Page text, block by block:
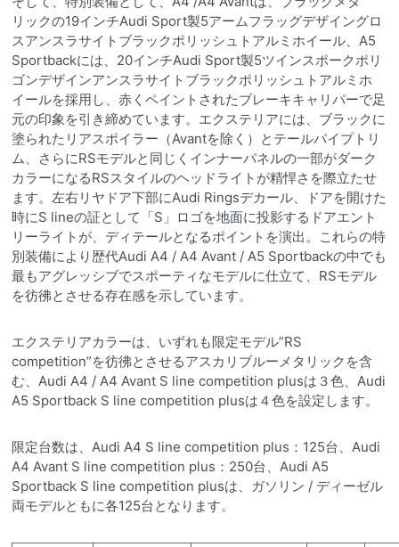
リックの19インチAudi Sport製5アームフラッグデザイングロ
スアンスラサイトブラックポリッシュトアルミホイール、A5
Sportbackには、20インチAudi Sport製5ツインスポークポリ
ゴンデザインアンスラサイトブラックポリッシュトアルミホ
イールを採用し、赤くペイントされたブレーキキャリパーで足
元の印象を引き締めています。エクステリアには、ブラックに
塗られたリアスポイラー（Avantを除く）とテールパイプトリ
ム、さらにRSモデルと同じくインナーパネルの一部がダーク
カラーになるRSスタイルのヘッドライトが精悍さを際立たせ
ます。左右リヤドア下部にAudi Ringsデカール、ドアを開けた
時にS lineの証として「S」ロゴを地面に投影するドアエント
リーライトが、ディテールとなるポイントを演出。これらの特
別装備により歴代Audi A4 / A4 Avant / A5 Sportbackの中でも
最もアグレッシブでスポーティなモデルに仕立て、RSモデル
を彷彿とさせる存在感を示しています。
エクステリアカラーは、いずれも限定モデル”RS
competition”を彷彿とさせるアスカリブルーメタリックを含
む、Audi A4 / A4 Avant S line competition plusは３色、Audi
A5 Sportback S line competition plusは４色を設定します。
限定台数は、Audi A4 S line competition plus：125台、Audi
A4 Avant S line competition plus：250台、Audi A5
Sportback S line competition plusは、ガソリン / ディーゼル
両モデルともに各125台となります。